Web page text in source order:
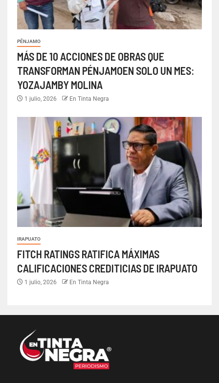
PÉNJAMO
MÁS DE 10 ACCIONES DE OBRAS QUE
TRANSFORMAN PÉNJAMOEN SOLO UN MES:
YOZAJAMBY MOLINA
1 julio, 2026 En Tinta Negra
IRAPUATO
FITCH RATINGS RATIFICA MÁXIMAS
CALIFICACIONES CREDITICIAS DE IRAPUATO
1 julio, 2026 En Tinta Negra